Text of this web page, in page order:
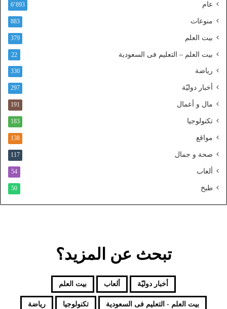
ف
ا
ا
ل
ط
ا
م
و
د
عام 6٬893
منوعات 883
بيت العلم 379
بيت العلم – التعليم فى السعودية 22
رياضة 330
أخبار دوليّة 297
مال و أعمال 191
تكنولوجيا 183
مواقع 138
صحة و جمال 117
ألعاب 54
طبخ 50
تبحث عن المزيد؟
أخبار دوليّة ألعاب بيت العلم
بيت العلم - التعليم فى السعودية تكنولوجيا رياضة